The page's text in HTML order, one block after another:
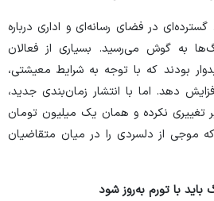
در فضای رسانه‌ای و اداری درباره
به گوش می‌رسید. بسیاری از فعالان
بودند که با توجه به شرایط معیشتی،
دهد. اما با انتشار زمان‌بندی جدید،
نکرده و همان یک میلیون تومان
موجی از دلسردی را در میان متقاضیان
باید با تورم به‌روز شود